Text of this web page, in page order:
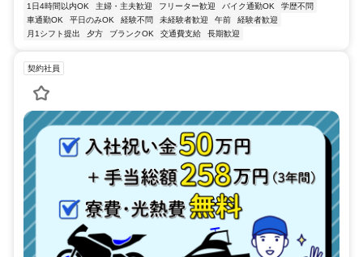
1日4時間以内OK
主婦・主夫歓迎 フリーター歓迎 バイク通勤OK
学歴不問
車通勤OK
平日のみOK 経験不問 未経験者歓迎 午前
経験者歓迎
月1シフト提出
夕方 ブランクOK 交通費支給 長期歓迎
契約社員